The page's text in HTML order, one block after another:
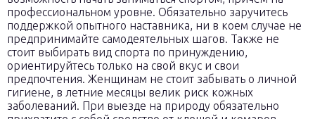
профессиональном уровне. Обязательно заручитесь
поддержкой опытного наставника, ни в коем случае не
предпринимайте самодеятельных шагов. Также не
стоит выбирать вид спорта по принуждению,
ориентируйтесь только на свой вкус и свои
предпочтения. Женщинам не стоит забывать о личной
гигиене, в летние месяцы велик риск кожных
заболеваний. При выезде на природу обязательно